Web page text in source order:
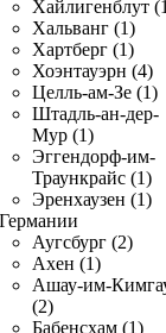
Хайлигенблут
Хальванг (1)
Хартберг (1)
Хоэнтауэрн (4)
Целль-ам-Зе (1)
Штадль-ан-дер-
Мур (1)
Эггендорф-им-
Траункрайс (1)
Эренхаузен (1)
Аугсбург (2)
Ахен (1)
Ашау-им-
(2)
Бабенсхам (1)